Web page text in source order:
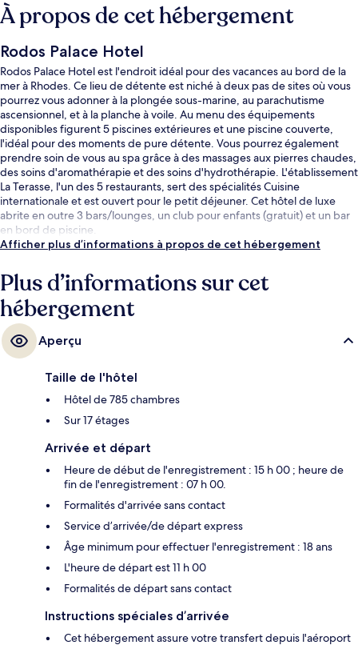
À propos de cet hébergement
Rodos Palace Hotel
Rodos Palace Hotel est l'endroit idéal pour des vacances au bord de la
mer à Rhodes. Ce lieu de détente est niché à deux pas de sites où vous
pourrez vous adonner à la plongée sous-marine, au parachutisme
ascensionnel, et à la planche à voile. Au menu des équipements
disponibles figurent 5 piscines extérieures et une piscine couverte,
l'idéal pour des moments de pure détente. Vous pourrez également
prendre soin de vous au spa grâce à des massages aux pierres chaudes,
des soins d'aromathérapie et des soins d'hydrothérapie. L'établissement
La Terasse, l'un des 5 restaurants, sert des spécialités Cuisine
internationale et est ouvert pour le petit déjeuner. Cet hôtel de luxe
abrite en outre 3 bars/lounges, un club pour enfants (gratuit) et un bar
en bord de piscine.
Afficher plus d’informations à propos de cet hébergement
Plus d’informations sur cet
hébergement
Aperçu
Taille de l'hôtel
Hôtel de 785 chambres
Sur 17 étages
Arrivée et départ
Heure de début de l'enregistrement : 15 h 00 ; heure de
fin de l'enregistrement : 07 h 00.
Formalités d'arrivée sans contact
Service d’arrivée/de départ express
Âge minimum pour effectuer l'enregistrement : 18 ans
L'heure de départ est 11 h 00
Formalités de départ sans contact
Instructions spéciales d’arrivée
Cet hébergement assure votre transfert depuis l'aéroport